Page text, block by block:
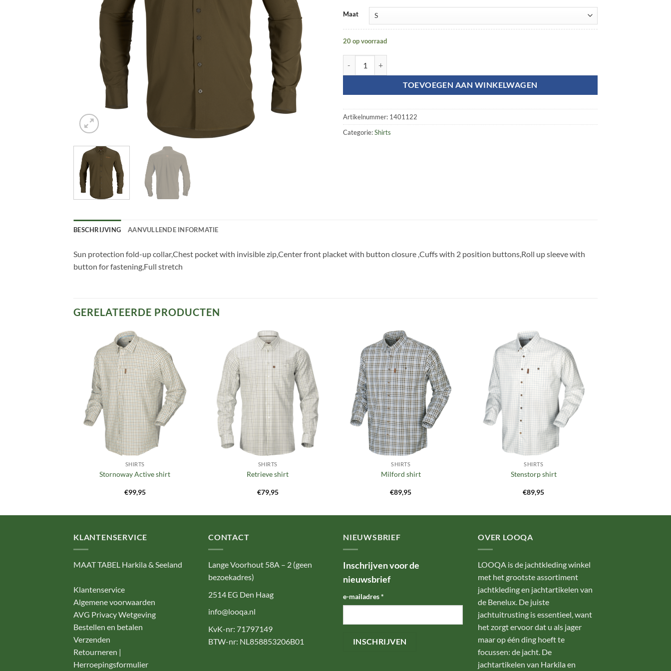
Maat
20 op voorraad
TOEVOEGEN AAN WINKELWAGEN
Artikelnummer: 1401122
Categorie:Shirts
BESCHRIJVING AANVULLENDE INFORMATIE
Sun protection fold-up collar,Chest pocket with invisible zip,Center front placket with button closure ,Cuffs with 2 position buttons,Roll up sleeve with
button for fastening,Full stretch
GERELATEERDE PRODUCTEN
Toevoegen
aan
verlanglijst
SHIRTS
Stornoway Active shirt
€99,95
Toevoegen
aan
verlanglijst
SHIRTS
Retrieve shirt
€79,95
Toevoegen
aan
verlanglijst
SHIRTS
Milford shirt
€89,95
Toevoegen
aan
verlanglijst
SHIRTS
Stenstorp shirt
€89,95
KLANTENSERVICE
MAAT TABEL Harkila & Seeland
Klantenservice
Algemene voorwaarden
AVG Privacy Wetgeving
Bestellen en betalen
Verzenden
Retourneren |
Herroepingsformulier
CONTACT
Lange Voorhout 58A – 2 (geen
bezoekadres)
2514 EG Den Haag
info@looqa.nl
KvK-nr: 71797149
BTW-nr: NL858853206B01
NIEUWSBRIEF
Inschrijven voor de
nieuwsbrief
e-mailadres*
OVER LOOQA
LOOQA is de jachtkleding winkel
met het grootste assortiment
jachtkleding en jachtartikelen van
de Benelux. De juiste
jachtuitrusting is essentieel, want
het zorgt ervoor dat u als jager
maar op één ding hoeft te
focussen: de jacht. De
jachtartikelen van Harkila en